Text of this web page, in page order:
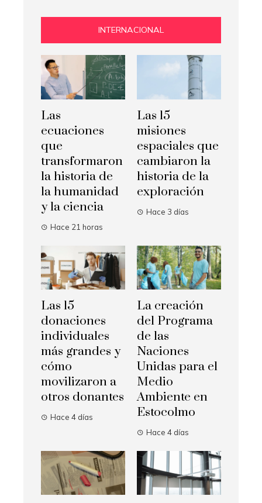
INTERNACIONAL
Las
ecuaciones
que
transformaron
la historia de
la humanidad
y la ciencia
Hace 21 horas
Las 15
misiones
espaciales que
cambiaron la
historia de la
exploración
Hace 3 días
Las 15
donaciones
individuales
más grandes y
cómo
movilizaron a
otros donantes
Hace 4 días
La creación
del Programa
de las
Naciones
Unidas para el
Medio
Ambiente en
Estocolmo
Hace 4 días